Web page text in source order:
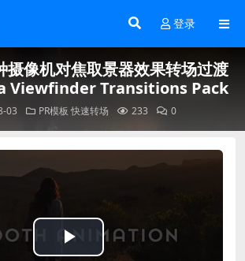
登录
摄像机对焦取景器效果转场过渡
Viewfinder Transitions Pack
03 PR模板 快速转场 233 0
Play